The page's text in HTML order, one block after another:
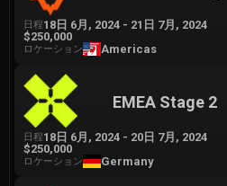
日程18日 6月, 2024 - 21日 7月, 2024
$250,000
ロケーション Americas
EMEA Stage 2
日程18日 6月, 2024 - 20日 7月, 2024
$250,000
ロケーション Germany